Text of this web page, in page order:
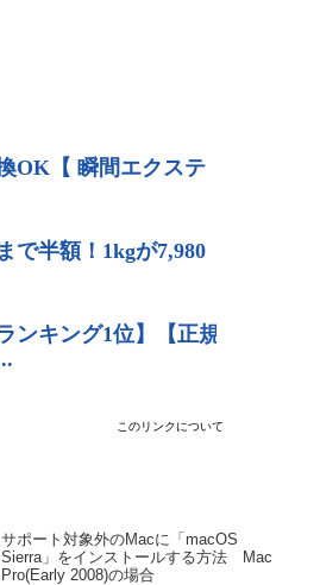
サポート対象外のMacに「macOS
Sierra」をインストールする方法 Mac
Pro(Early 2008)の場合